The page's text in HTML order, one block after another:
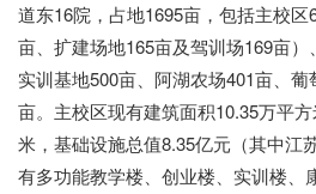
道东16院，占地1695亩，包括主校区
亩、扩建场地165亩及驾训场169亩）、
实训基地500亩、阿湖农场401亩、
亩。 主校区现有建筑面积10.35万平
米，基础设施总值8.35亿元（其中江
有多功能教学楼、创业楼、实训楼、